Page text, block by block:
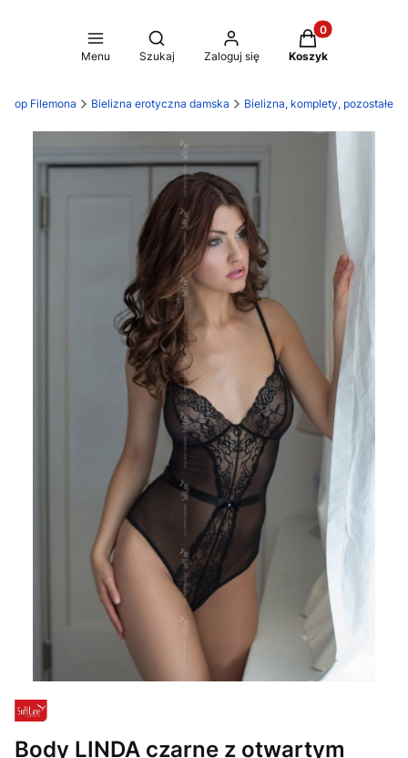
Menu
Otwórz wyszukiwarkę
Szukaj Zaloguj się
Produkty w
Koszyk
Filemona Bielizna erotyczna damska Bielizna, komplety, pozostałe
Body LINDA czarne z otwartym